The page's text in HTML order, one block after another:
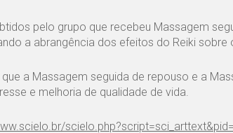
pelo grupo que recebeu Massagem
a abrangência dos efeitos do Reiki
a Massagem seguida de repouso e a
e melhoria de qualidade de vida.